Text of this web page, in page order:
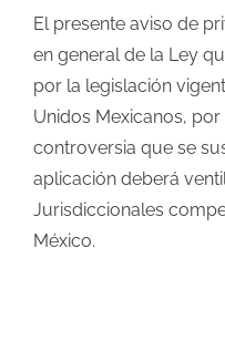
El presente aviso de
en general de la Ley
por la legislación
Unidos Mexicanos,
controversia que se
aplicación deberá
Jurisdiccionales
México.